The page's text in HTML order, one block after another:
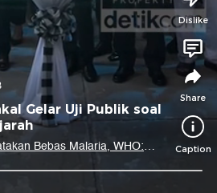
Dislike
Share
Caption
Gelar Uji Publik soal
Bebas Malaria, WHO:
Whatsapp Telegram
Copy Embed
Copy Embed &
Caption